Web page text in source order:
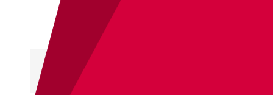
本日のタイピング練習